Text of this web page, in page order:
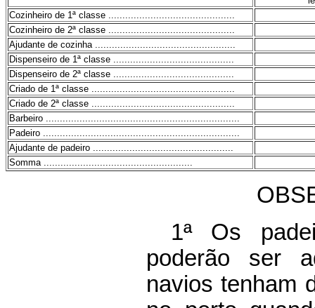
Cozinheiro de 1ª classe .............................................
Cozinheiro de 2ª classe .............................................
Ajudante de cozinha ..................................................
Dispenseiro de 1ª classe ...........................................
Dispenseiro de 2ª classe ...........................................
Criado de 1ª classe ...................................................
Criado de 2ª classe ...................................................
Barbeiro .....................................................................
Padeiro ......................................................................
Ajudante de padeiro ..................................................
Somma .....................................................
1ª Os
poderão ser
navios tenham